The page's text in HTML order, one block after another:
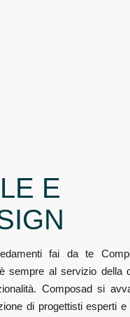
E
fai da te
sempre al servizio della
Composad si
di progettisti esperti e